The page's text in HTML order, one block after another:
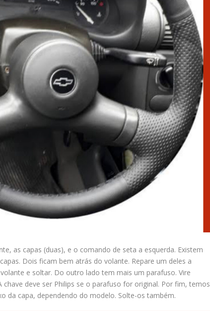
as capas (duas), e o comando de seta a esquerda. Existem
Dois ficam bem atrás do volante. Repare um deles a
e soltar. Do outro lado tem mais um parafuso. Vire
deve ser Philips se o parafuso for original. Por fim, temos
da capa, dependendo do modelo. Solte-os também.